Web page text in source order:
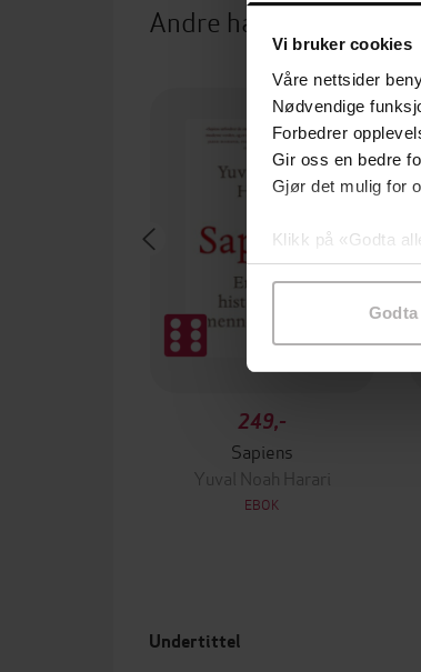
Vi bruker cookies
Våre nettsider
Nødvendige
Forbedrer
Gir oss en bedre
Gjør det mulig for
Klikk på «Godta
samtykke til
Andre har også kjøpt
249,-
Sapiens
Yuval Noah Harari
EBOK
Undertittel